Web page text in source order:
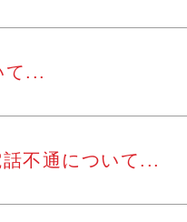
て...
話不通について...